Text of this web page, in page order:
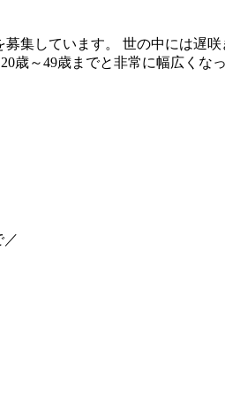
集しています。 世の中には遅
～49歳までと非常に幅広くな
／